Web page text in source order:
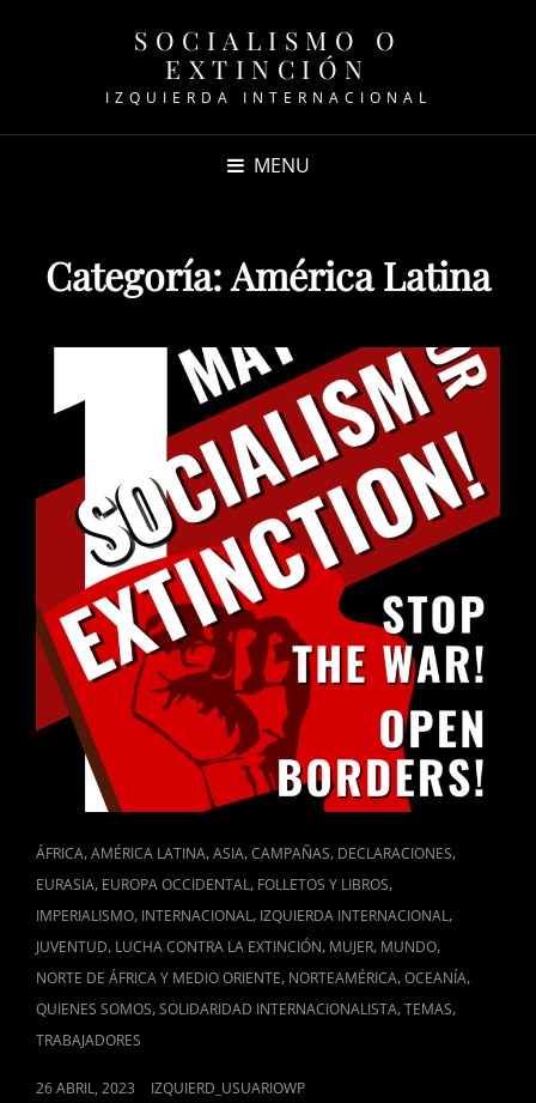
SOCIALISMO O
EXTINCIÓN
IZQUIERDA INTERNACIONAL
MENU
Categoría:América Latina
CAT
LINKS
ÁFRICA,AMÉRICA LATINA,ASIA,CAMPAÑAS, DECLARACIONES,
EURASIA, EUROPA OCCIDENTAL, FOLLETOS Y LIBROS,
IMPERIALISMO, INTERNACIONAL, IZQUIERDA INTERNACIONAL,
JUVENTUD, LUCHA CONTRA LA EXTINCIÓN, MUJER, MUNDO,
NORTE DE ÁFRICA Y MEDIO ORIENTE, NORTEAMÉRICA,OCEANÍA,
QUIENES SOMOS,SOLIDARIDAD INTERNACIONALISTA,TEMAS,
TRABAJADORES
POSTED
26 ABRIL, 2023 IZQUIERD_USUARIOWP